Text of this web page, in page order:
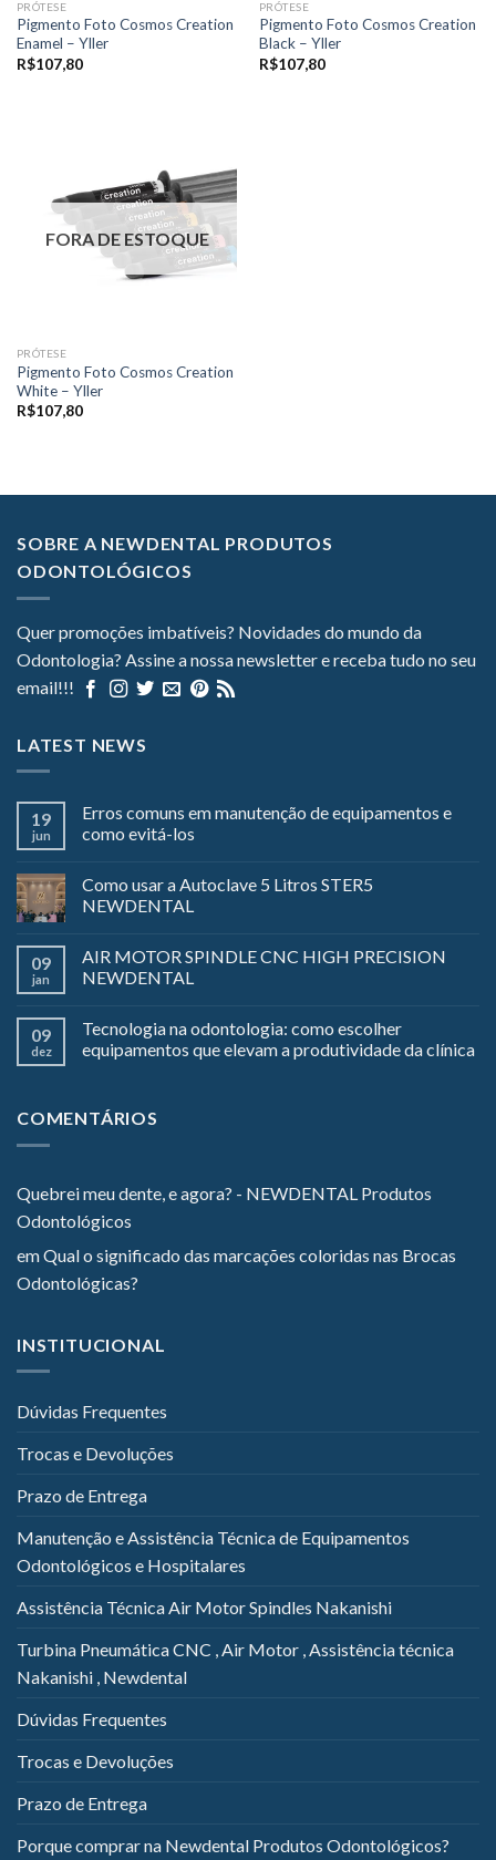
PRÓTESE
Pigmento Foto Cosmos Creation
Enamel – Yller
R$107,80
PRÓTESE
Pigmento Foto Cosmos Creation
Black – Yller
R$107,80
FORA DE ESTOQUE
PRÓTESE
Pigmento Foto Cosmos Creation
White – Yller
R$107,80
SOBRE A NEWDENTAL PRODUTOS
ODONTOLÓGICOS
Quer promoções imbatíveis? Novidades do mundo da
Odontologia? Assine a nossa newsletter e receba tudo no seu
email!!!
LATEST NEWS
19
jun
Erros comuns em manutenção de equipamentos e
como evitá-los
Como usar a Autoclave 5 Litros STER5
NEWDENTAL
09
jan
AIR MOTOR SPINDLE CNC HIGH PRECISION
NEWDENTAL
09
dez
Tecnologia na odontologia: como escolher
equipamentos que elevam a produtividade da clínica
COMENTÁRIOS
Quebrei meu dente, e agora? - NEWDENTAL Produtos
Odontológicos
emQual o significado das marcações coloridas nas Brocas
Odontológicas?
INSTITUCIONAL
Dúvidas Frequentes
Trocas e Devoluções
Prazo de Entrega
Manutenção e Assistência Técnica de Equipamentos
Odontológicos e Hospitalares
Assistência Técnica Air Motor Spindles Nakanishi
Turbina Pneumática CNC , Air Motor , Assistência técnica
Nakanishi , Newdental
Dúvidas Frequentes
Trocas e Devoluções
Prazo de Entrega
Porque comprar na Newdental Produtos Odontológicos?